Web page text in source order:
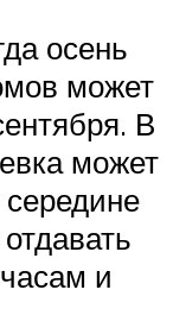
осень
может
В
может
и